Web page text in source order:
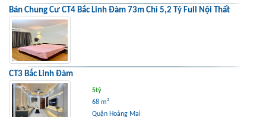
Bán Chung Cư CT4 Bắc Linh Đàm 73m Chỉ 5,2 Tỷ Full Nội Thất
CT3 Bắc Linh Đàm
5tỷ
68 m²
Quận Hoàng Mai